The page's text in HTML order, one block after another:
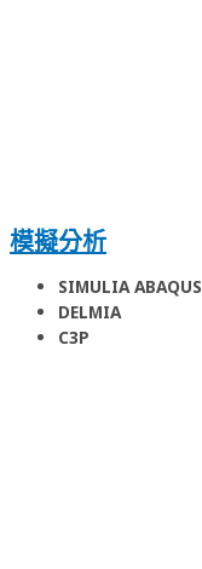
模擬分析
SIMULIA ABAQUS
DELMIA
C3P